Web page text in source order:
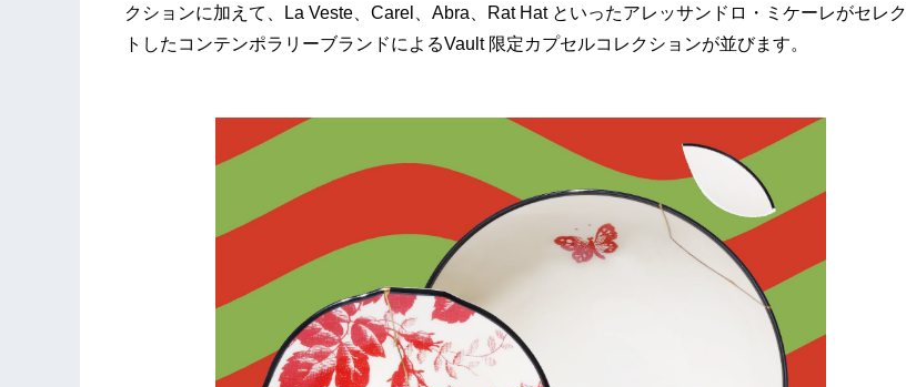
クションに加えて、La Veste、Carel、Abra、Rat Hat といったアレッサンドロ・ミケーレがセレク
トしたコンテンポラリーブランドによるVault 限定カプセルコレクションが並びます。